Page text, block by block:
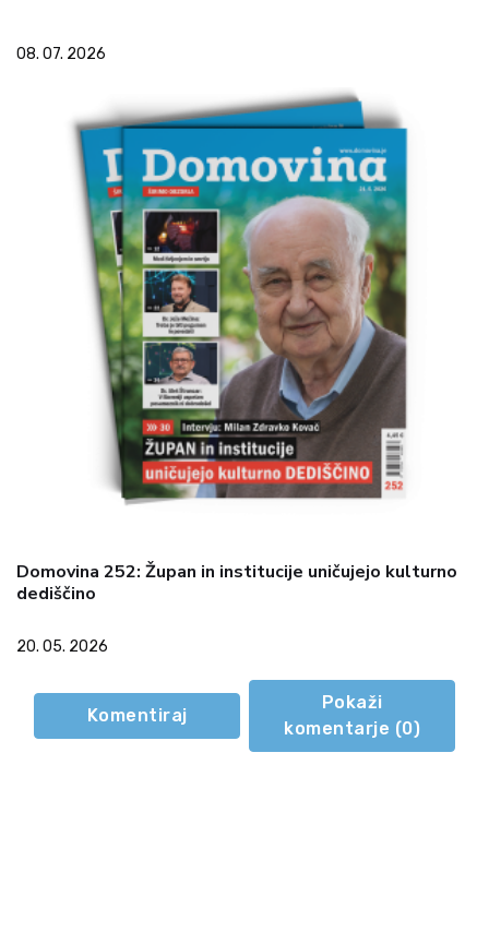
08. 07. 2026
Domovina 252: Župan in institucije uničujejo kulturno
dediščino
20. 05. 2026
Komentiraj
Pokaži
komentarje (0)